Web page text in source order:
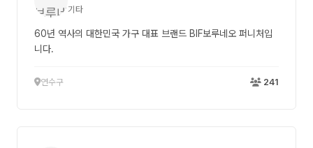
기타
60년 역사의 대한민국 가구 대표 브랜드 BIF보루네오 퍼니처입
니다.
연수구 241